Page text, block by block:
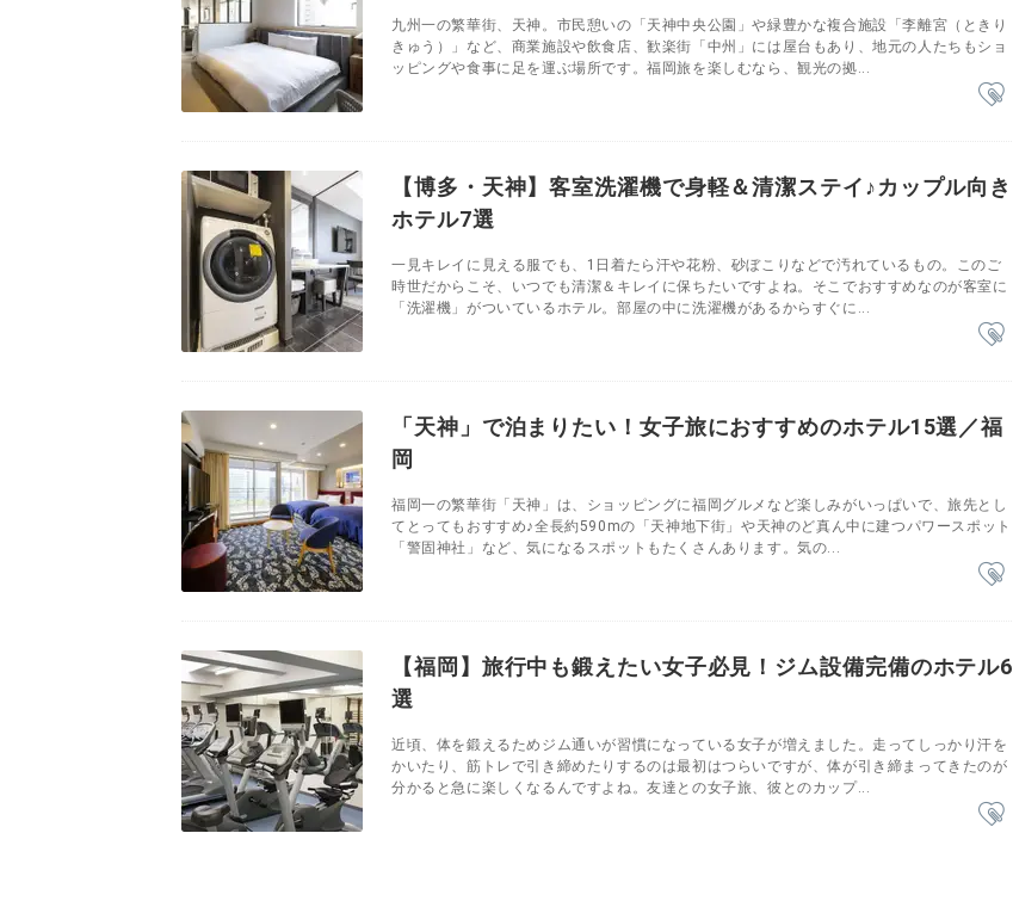
九州一の繁華街、天神。市民憩いの「天神中央公園」や緑豊かな複合施設「李離宮（ときり
きゅう）」など、商業施設や飲食店、歓楽街「中州」には屋台もあり、地元の人たちもショ
ッピングや食事に足を運ぶ場所です。福岡旅を楽しむなら、観光の拠...
【博多・天神】客室洗濯機で身軽＆清潔ステイ♪カップル向き
ホテル7選
一見キレイに見える服でも、1日着たら汗や花粉、砂ぼこりなどで汚れているもの。このご
時世だからこそ、いつでも清潔＆キレイに保ちたいですよね。そこでおすすめなのが客室に
「洗濯機」がついているホテル。部屋の中に洗濯機があるからすぐに...
「天神」で泊まりたい！女子旅におすすめのホテル15選／福
岡
福岡一の繁華街「天神」は、ショッピングに福岡グルメなど楽しみがいっぱいで、旅先とし
てとってもおすすめ♪全長約590mの「天神地下街」や天神のど真ん中に建つパワースポット
「警固神社」など、気になるスポットもたくさんあります。気の...
【福岡】旅行中も鍛えたい女子必見！ジム設備完備のホテル6
選
近頃、体を鍛えるためジム通いが習慣になっている女子が増えました。走ってしっかり汗を
かいたり、筋トレで引き締めたりするのは最初はつらいですが、体が引き締まってきたのが
分かると急に楽しくなるんですよね。友達との女子旅、彼とのカップ...